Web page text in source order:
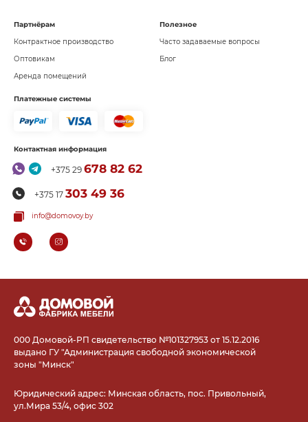
Партнёрам
Контрактное производство
Оптовикам
Аренда помещений
Полезное
Часто задаваемые вопросы
Блог
Платежные системы
Контактная информация
+375 29 678 82 62
+375 17 303 49 36
info@domovoy.by
000 Домовой-РП свидетельство №101327953 от 15.12.2016
выдано ГУ "Администрация свободной экономической
зоны "Минск"
Юридический адрес: Минская область, пос. Привольный,
ул.Мира 53/4, офис 302